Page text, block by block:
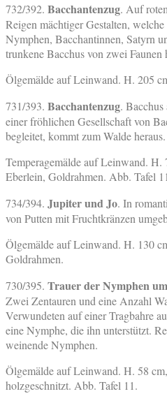
732/392. Bacchantenzug. Auf
Reigen mächtiger Gestalten,
Nymphen, Bacchantinnen, Satyrn
trunkene Bacchus von zwei Faunen
Ölgemälde auf Leinwand. H. 205
731/393. Bacchantenzug.
einer fröhlichen Gesellschaft von
begleitet, kommt zum Walde heraus.
Temperagemälde auf Leinwand.
Eberlein, Goldrahmen. Abb. Tafel
734/394. Jupiter und Jo. In
von Putten mit Fruchtkränzen
Ölgemälde auf Leinwand. H. 130
Goldrahmen.
730/395. Trauer der Nymphen
Zwei Zentauren und eine Anzahl
Verwundeten auf einer Tragbahre
eine Nymphe, die ihn unterstützt.
weinende Nymphen.
Ölgemälde auf Leinwand. H. 58
holzgeschnitzt. Abb. Tafel 11.